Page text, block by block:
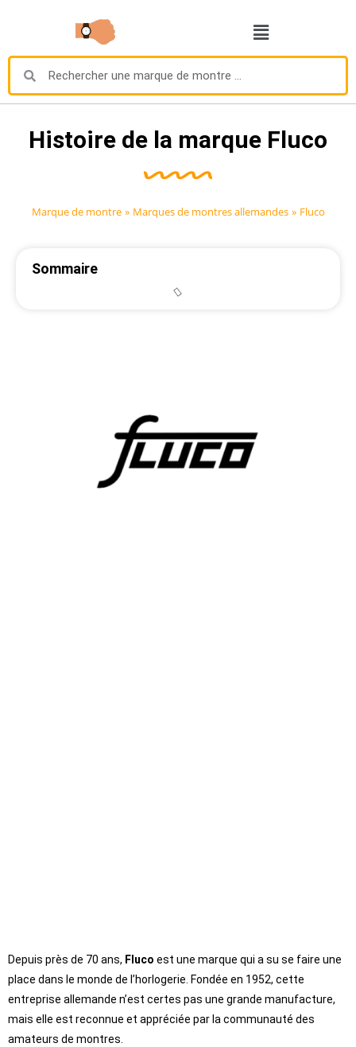
Histoire de la marque Fluco
Marque de montre » Marques de montres allemandes » Fluco
Sommaire
Depuis près de 70 ans, Fluco est une marque qui a su se faire une
place dans le monde de l’horlogerie. Fondée en 1952, cette
entreprise allemande n’est certes pas une grande manufacture,
mais elle est reconnue et appréciée par la communauté des
amateurs de montres.